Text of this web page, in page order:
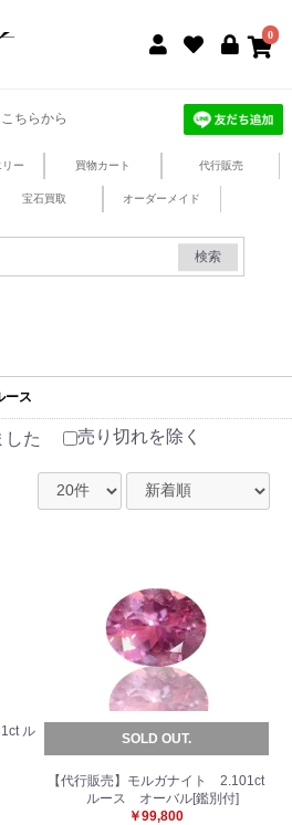
0
ちらから
ー 買物カート 代行販売
宝石買取 オーダーメイド
検索
ース
した 売り切れを除く
ル
SOLD OUT.
【代行販売】モルガナイト 2.101ct
ルース オーバル[鑑別付]
￥99,800